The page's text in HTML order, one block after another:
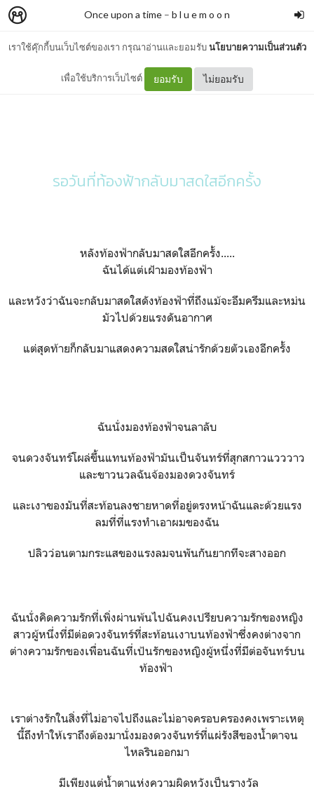
เราใช้คุ๊กกี้บนเว็บไซต์ของเรา กรุณาอ่านและยอมรับนโยบายความเป็นส่วนตัว
เพื่อใช้บริการเว็บไซต์ ยอมรับ ไม่ยอมรับ
Once upon a time – b l u e m o o n
ศรัทธาแห่งท้องฟ้า
รอวันที่ท้องฟ้ากลับมาสดใสอีกครั้ง
หลังท้องฟ้ากลับมาสดใสอีกครั้ง.....
ฉันได้แต่เฝ้ามองท้องฟ้า
และหวังว่าฉันจะกลับมาสดใสดังท้องฟ้าที่ถึงแม้จะอึมครึมและหม่น
มัวไปด้วยแรงดันอากาศ
แต่สุดท้ายก็กลับมาแสดงความสดใสน่ารักด้วยตัวเองอีกครั้ง
ฉันนั่งมองท้องฟ้าจนลาลับ
จนดวงจันทร์โผล่ขึ้นแทนท้องฟ้ามันเป็นจันทร์ที่สุกสกาวแวววาว
และขาวนวลฉันจ้องมองดวงจันทร์
และเงาของมันที่สะท้อนลงชายหาดที่อยู่ตรงหน้าฉันและด้วยแรง
ลมที่ที่แรงทำเอาผมของฉัน
ปลิวว่อนตามกระแสของแรงลมจนพันกันยากทีจะสางออก
ฉันนั่งคิดความรักที่เพิ่งผ่านพ้นไปฉันคงเปรียบความรักของหญิง
สาวผู้หนึ่งที่มีต่อดวงจันทร์ที่สะท้อนเงาบนท้องฟ้าซึ่งคงต่างจาก
ต่างความรักของเพื่อนฉันที่เป้นรักของหญิงผู้หนึ่งที่มีต่อจันทร์บน
ท้องฟ้า
เราต่างรักในสิ่งที่ไม่อาจไปถึงและไม่อาจครอบครองคงเพราะเหตุ
นี้ถึงทำให้เราถึงต้องมานั่งมองดวงจันทร์ที่แผ่รังสีของน้ำตาจน
ไหลรินออกมา
มีเพียงแต่น้ำตาแห่งความผิดหวังเป็นรางวัล